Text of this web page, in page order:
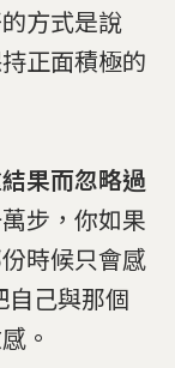
方式是說
正面積極的
果而忽略過
步，你如果
時候只會感
己與那個
。